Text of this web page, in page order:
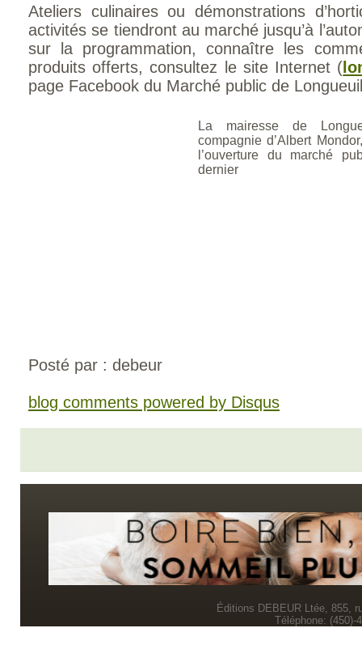
Ateliers culinaires ou démonstrations
activités se tiendront au marché jusqu’à
sur la programmation, connaître les
produits offerts, consultez le site Internet (
page Facebook du Marché public de
La mairesse de
compagnie d’Albert
l’ouverture du marché
dernier
Posté par : debeur
blog comments powered by Disqus
Éditions DEBEUR Ltée, 855,
Téléphone: (450)-